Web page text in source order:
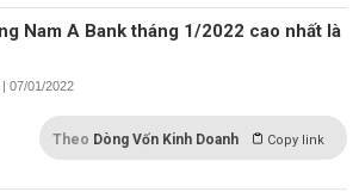
Nam A Bank tháng 1/2022 cao nhất là
| 07/01/2022
Theo Dòng Vốn Kinh Doanh Copy link